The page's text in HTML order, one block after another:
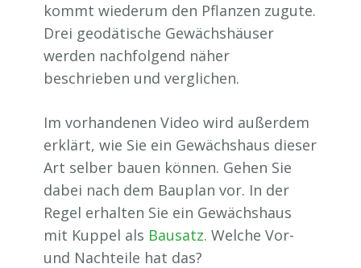
kommt wiederum den Pflanzen zugute.
Drei geodätische Gewächshäuser
werden nachfolgend näher
beschrieben und verglichen.
Im vorhandenen Video wird außerdem
erklärt, wie Sie ein Gewächshaus dieser
Art selber bauen können. Gehen Sie
dabei nach dem Bauplan vor. In der
Regel erhalten Sie ein Gewächshaus
mit Kuppel als Bausatz. Welche Vor-
und Nachteile hat das?